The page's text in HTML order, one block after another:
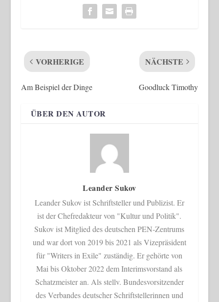
VORHERIGE
Am Beispiel der Dinge
NÄCHSTE
Goodluck Timothy
ÜBER DEN AUTOR
Leander Sukov
Leander Sukov ist Schriftsteller und Publizist. Er
ist der Chefredakteur von "Kultur und Politik".
Sukov ist Mitglied des deutschen PEN-Zentrums
und war dort von 2019 bis 2021 als Vizepräsident
für "Writers in Exile" zuständig. Er gehörte von
Mai bis Oktober 2022 dem Interimsvorstand als
Schatzmeister an. Als stellv. Bundesvorsitzender
des Verbandes deutscher Schriftstellerinnen und